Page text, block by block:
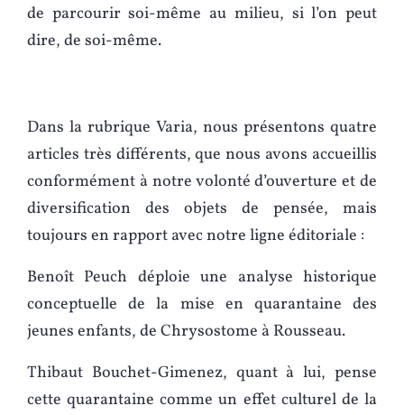
de parcourir soi-même au milieu, si l’on peut
dire, de soi-même.
Dans la rubrique Varia, nous présentons quatre
articles très différents, que nous avons accueillis
conformément à notre volonté d’ouverture et de
diversification des objets de pensée, mais
toujours en rapport avec notre ligne éditoriale :
Benoît Peuch déploie une analyse historique
conceptuelle de la mise en quarantaine des
jeunes enfants, de Chrysostome à Rousseau.
Thibaut Bouchet-Gimenez, quant à lui, pense
cette quarantaine comme un effet culturel de la